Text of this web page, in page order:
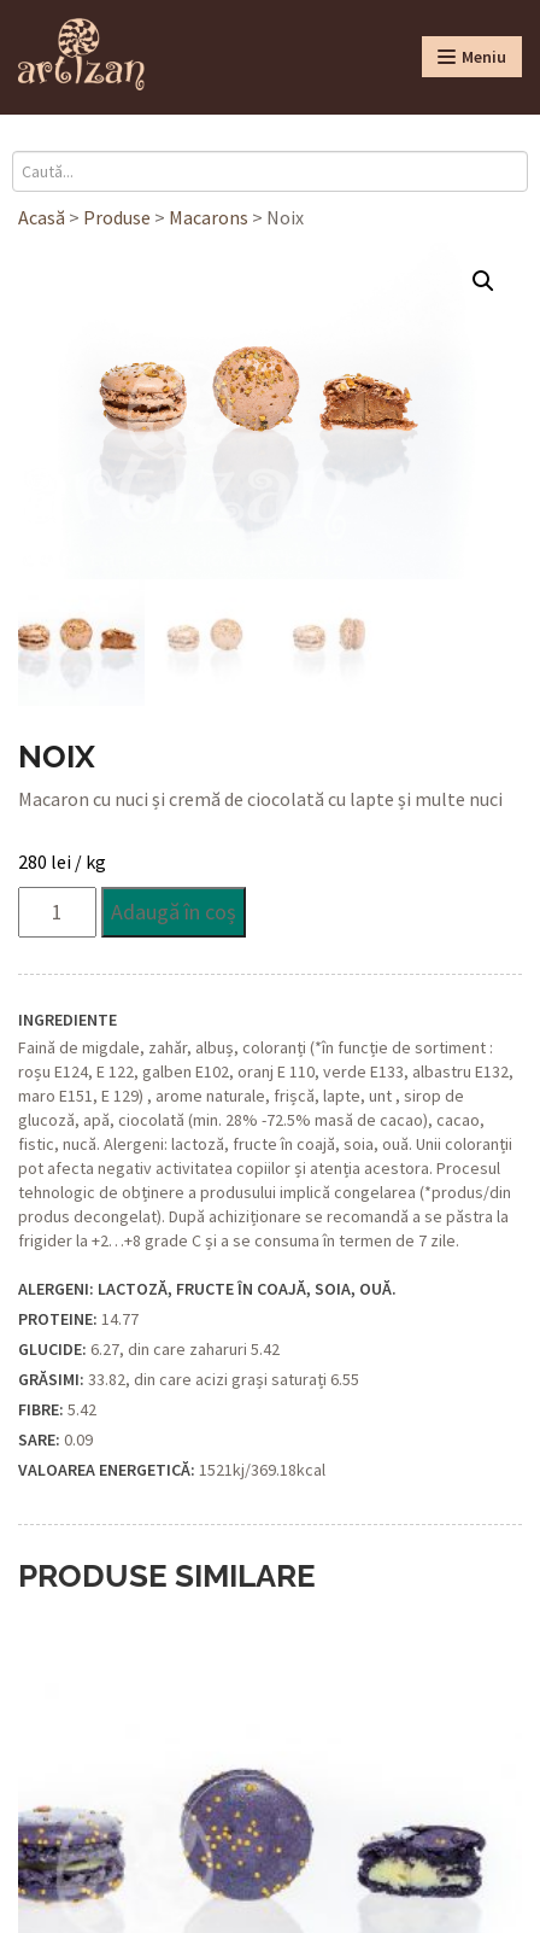
Meniu
Acasă > Produse > Macarons > Noix
NOIX
Macaron cu nuci și cremă de ciocolată cu lapte și multe nuci
280 lei / kg
Adaugă în coș
INGREDIENTE
Faină de migdale, zahăr, albuș, coloranți (*în funcție de sortiment :
roșu E124, E 122, galben E102, oranj E 110, verde E133, albastru E132,
maro E151, E 129) , arome naturale, frișcă, lapte, unt , sirop de
glucoză, apă, ciocolată (min. 28% -72.5% masă de cacao), cacao,
fistic, nucă. Alergeni: lactoză, fructe în coajă, soia, ouă. Unii coloranții
pot afecta negativ activitatea copiilor și atenția acestora. Procesul
tehnologic de obținere a produsului implică congelarea (*produs/din
produs decongelat). După achiziționare se recomandă a se păstra la
frigider la +2…+8 grade C și a se consuma în termen de 7 zile.
ALERGENI: LACTOZĂ, FRUCTE ÎN COAJĂ, SOIA, OUĂ.
PROTEINE: 14.77
GLUCIDE: 6.27, din care zaharuri 5.42
GRĂSIMI: 33.82, din care acizi grași saturați 6.55
FIBRE: 5.42
SARE: 0.09
VALOAREA ENERGETICĂ: 1521kj/369.18kcal
PRODUSE SIMILARE